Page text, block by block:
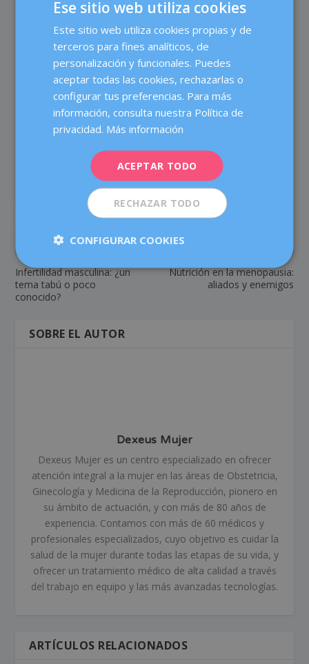
médico.
COMPARTIR: VALORACIÓN:
ANTERIOR
Infertilidad masculina: ¿un
tema tabú o poco
conocido?
Nutrición en la menopausia:
aliados y enemigos
SOBRE EL AUTOR
Dexeus Mujer
Dexeus Mujer es un centro especializado en ofrecer
atención integral a la mujer en las áreas de Obstetricia,
Ginecología y Medicina de la Reproducción, pionero en
su ámbito de actuación, y con más de 80 años de
experiencia. Contamos con más de 60 médicos y
profesionales especializados, cuyo objetivo es cuidar la
salud de la mujer durante todas las etapas de su vida, y
ofrecer un tratamiento médico de alta calidad a través
del trabajo en equipo y las más avanzadas tecnologías.
ARTÍCULOS RELACIONADOS
SPANISH
Ese sitio web utiliza cookies
Este sitio web utiliza cookies propias y de
terceros para fines analíticos, de
personalización y funcionales. Puedes
aceptar todas las cookies, rechazarlas o
configurar tus preferencias. Para más
información, consulta nuestra Política de
privacidad. Más información
ACEPTAR TODO
RECHAZAR TODO
CONFIGURAR COOKIES